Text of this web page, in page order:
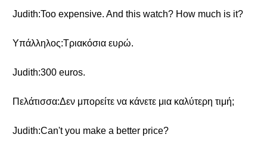
Judith:Too expensive. And this watch? How much is it?
Υπάλληλος:Τριακόσια ευρώ.
Judith:300 euros.
Πελάτισσα:Δεν μπορείτε να κάνετε μια καλύτερη τιμή;
Judith:Can't you make a better price?